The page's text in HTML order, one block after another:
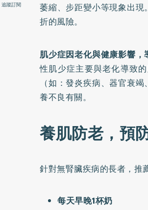
追蹤訂閱
萎縮、步距變小等現象出
折的風險。
肌少症因老化與健康影響，
性肌少症主要與老化導致
（如：發炎疾病、器官衰
養不良有關。
養肌防老，預
針對無腎臟疾病的長者，推
每天早晚1杯奶